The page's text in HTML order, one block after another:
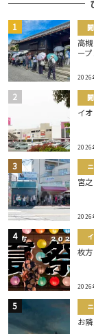
高
ー
2026
イ
2026
宮
2026
枚
2026
お